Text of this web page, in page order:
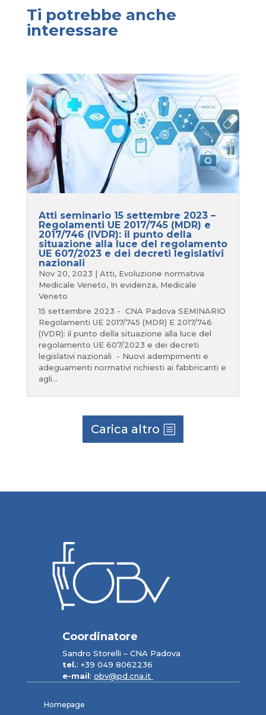
Ti potrebbe anche
interessare
Atti seminario 15 settembre 2023 –
Regolamenti UE 2017/745 (MDR) e
2017/746 (IVDR): il punto della
situazione alla luce del regolamento
UE 607/2023 e dei decreti legislativi
nazionali
Nov 20, 2023 | Atti, Evoluzione normativa
Medicale Veneto, In evidenza, Medicale
Veneto
15 settembre 2023 - CNA Padova SEMINARIO
Regolamenti UE 2017/745 (MDR) E 2017/746
(IVDR): il punto della situazione alla luce del
regolamento UE 607/2023 e dei decreti
legislativi nazionali - Nuovi adempimenti e
adeguamenti normativi richiesti ai fabbricanti e
agli...
Carica altro
Coordinatore
Sandro Storelli – CNA Padova
tel.: +39 049 8062236
e-mail: obv@pd.cna.it
Homepage